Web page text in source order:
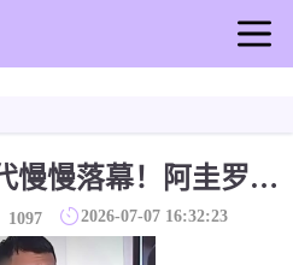
[体育视频]一个时代慢慢落幕！阿圭罗：内马尔和我们相处时一直非常友好！
1097 2026-07-07 16:32:23